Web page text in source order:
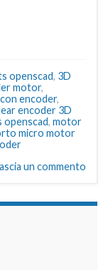
openscad, 3D
motor,
encoder,
encoder 3D
openscad, motor
micro motor
un commento